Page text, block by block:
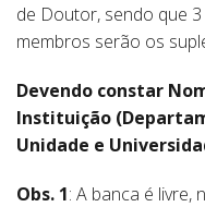
de Doutor, sendo que
membros serão os
Devendo constar
Instituição
Unidade e
Obs. 1: A banca é livre,